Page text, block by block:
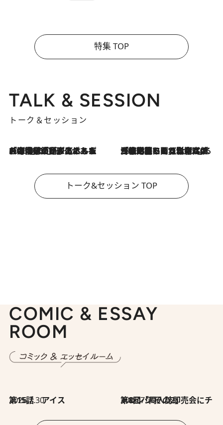
特集 TOP
TALK & SESSION
トーク＆セッション
2026.8.3
「今後値上げがあるとすれば…」「リスクがあるのは今年の冬」エネルギー専門家が語る、ホルムズ海峡封鎖が家庭にもたらす“ある心配” 2026.8.3
「住宅建てられない…」「サーチャージ料の高値が続いている」ホルムズ海峡封鎖による影響はいつまで続く？《エネルギー専門家に聞く“どうなる日本の暮らし”》
トーク&セッション TOP
COMIC & ESSAY
ROOM
2026.7.30
第15話 アイス 2026.7.30
第8回「同人誌即売会にチャレンジ その2」